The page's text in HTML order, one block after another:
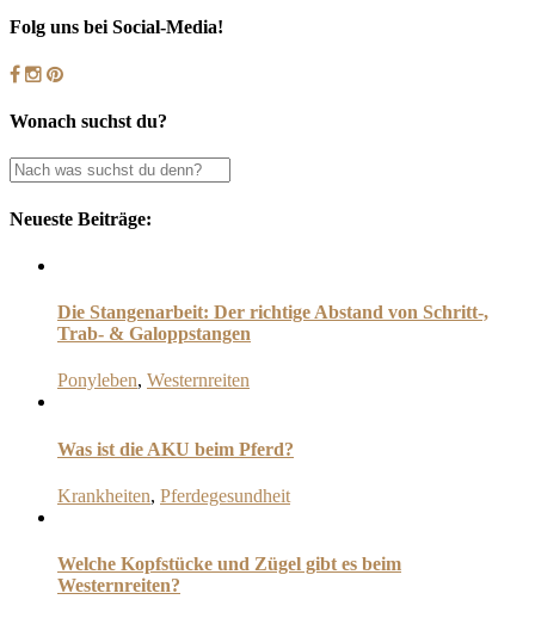
Folg uns bei Social-Media!
Wonach suchst du?
Neueste Beiträge:
Die Stangenarbeit: Der richtige Abstand von Schritt-,
Trab- & Galoppstangen
Ponyleben, Westernreiten
Was ist die AKU beim Pferd?
Krankheiten, Pferdegesundheit
Welche Kopfstücke und Zügel gibt es beim
Westernreiten?